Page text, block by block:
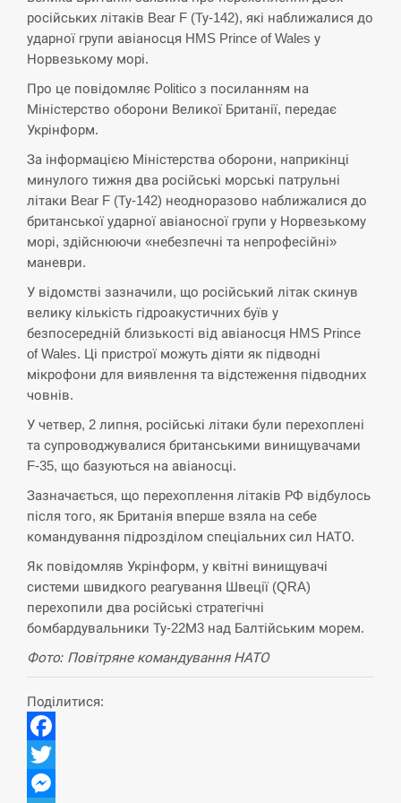
СЕРПЕНЬ
Экс-послу в США Стефанишиной вручили новое
СЕРПЕНЬ
У Росії розгортається ракетний підрозділ КНДР –
Reuters
СЕРПЕНЬ
Поставки ракет для ПВО сократились втрое,
СЕРПЕНЬ
14:10
У Румунії затоплять чотири баржі для
збільшення потоку води до…
СЕРПЕНЬ
В Москве пожаловались на “кратный рост” атак
СЕРПЕНЬ
Біля українського літака в аеропорту Лейпцига
виявили дрон, ймовірно, з…
СЕРПЕНЬ
13:23
“Они должны быть уничтожены”: в МИДе
СЕРПЕНЬ
13:10
російських літаків Bear F (Ту-142), які наближалися до
ударної групи авіаносця HMS Prince of Wales у
Норвезькому морі.
Про це повідомляє Politico з посиланням на
Міністерство оборони Великої Британії, передає
Укрінформ.
За інформацією Міністерства оборони, наприкінці
минулого тижня два російські морські патрульні
літаки Bear F (Ту-142) неодноразово наближалися до
британської ударної авіаносної групи у Норвезькому
морі, здійснюючи «небезпечні та непрофесійні»
маневри.
У відомстві зазначили, що російський літак скинув
велику кількість гідроакустичних буїв у
безпосередній близькості від авіаносця HMS Prince
of Wales. Ці пристрої можуть діяти як підводні
мікрофони для виявлення та відстеження підводних
човнів.
У четвер, 2 липня, російські літаки були перехоплені
та супроводжувалися британськими винищувачами
F-35, що базуються на авіаносці.
Зазначається, що перехоплення літаків РФ відбулось
після того, як Британія вперше взяла на себе
командування підрозділом спеціальних сил НАТО.
Як повідомляв Укрінформ, у квітні винищувачі
системи швидкого реагування Швеції (QRA)
перехопили два російські стратегічні
бомбардувальники Ту-22М3 над Балтійським морем.
Фото: Повітряне командування НАТО
Поділитися:
Facebook
Twitter